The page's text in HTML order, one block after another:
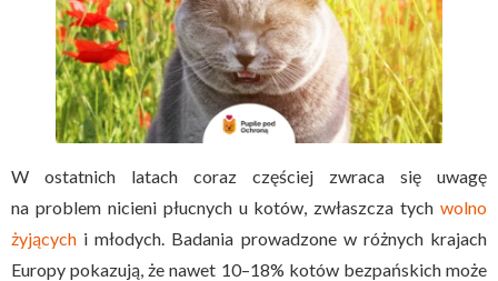
W ostatnich latach coraz częściej zwraca się uwagę
na problem nicieni płucnych u kotów, zwłaszcza tych wolno
żyjących i młodych. Badania prowadzone w różnych krajach
Europy pokazują, że nawet 10–18% kotów bezpańskich może